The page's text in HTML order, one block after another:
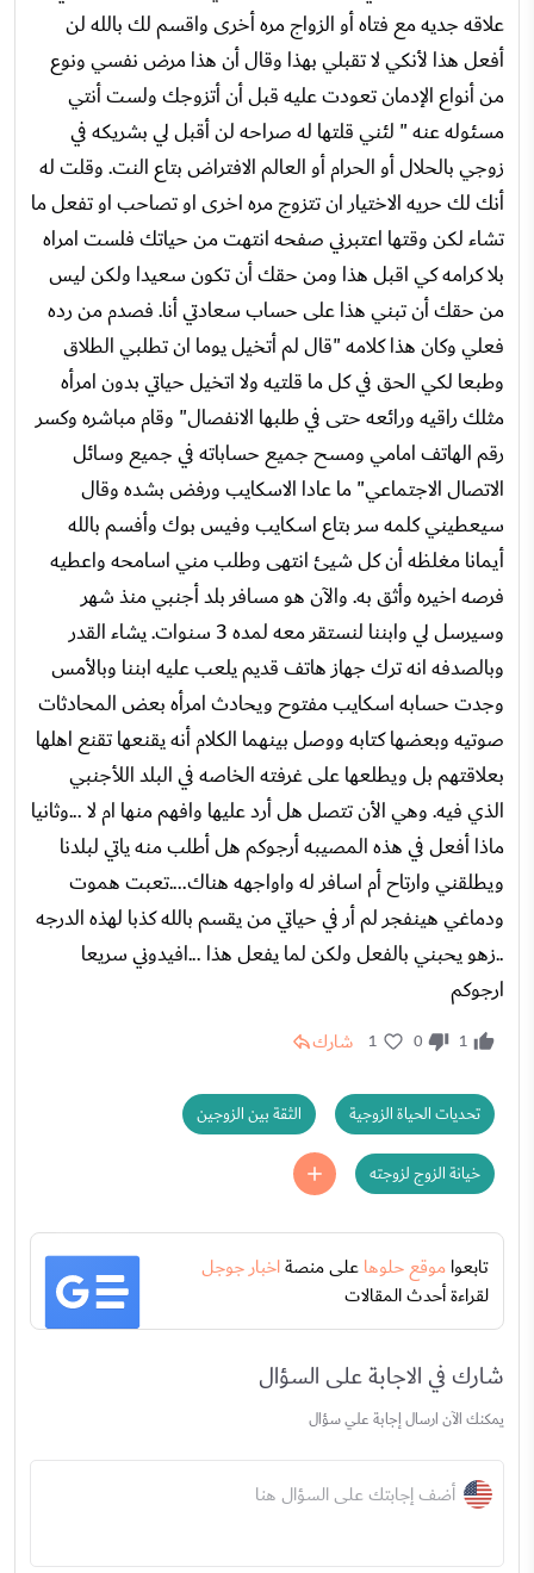
علاقه جديه مع فتاه أو الزواج مره أخرى واقسم لك بالله لن
أفعل هذا لأنكي لا تقبلي بهذا وقال أن هذا مرض نفسي ونوع
من أنواع الإدمان تعودت عليه قبل أن أتزوجك ولست أنتي
مسئوله عنه " لئني قلتها له صراحه لن أقبل لي بشريكه في
زوجي بالحلال أو الحرام أو العالم الافتراض بتاع النت. وقلت له
أنك لك حريه الاختيار ان تتزوج مره اخرى او تصاحب او تفعل ما
تشاء لكن وقتها اعتبرني صفحه انتهت من حياتك فلست امراه
بلا كرامه كي اقبل هذا ومن حقك أن تكون سعيدا ولكن ليس
من حقك أن تبني هذا على حساب سعادتي أنا. فصدم من رده
فعلي وكان هذا كلامه "قال لم أتخيل يوما ان تطلبي الطلاق
وطبعا لكي الحق في كل ما قلتيه ولا اتخيل حياتي بدون امرأه
مثلك راقيه ورائعه حتى في طلبها الانفصال" وقام مباشره وكسر
رقم الهاتف امامي ومسح جميع حساباته في جميع وسائل
الاتصال الاجتماعي" ما عادا الاسكايب ورفض بشده وقال
سيعطيني كلمه سر بتاع اسكايب وفيس بوك وأفسم بالله
أيمانا مغلظه أن كل شيئ انتهى وطلب مني اسامحه واعطيه
فرصه اخيره وأثق به. والآن هو مسافر بلد أجنبي منذ شهر
وسيرسل لي وابننا لنستقر معه لمده 3 سنوات. يشاء القدر
وبالصدفه انه ترك جهاز هاتف قديم يلعب عليه ابننا وبالأمس
وجدت حسابه اسكايب مفتوح ويحادث امرأه بعض المحادثات
صوتيه وبعضها كتابه ووصل بينهما الكلام أنه يقنعها تقنع اهلها
بعلاقتهم بل ويطلعها على غرفته الخاصه في البلد اللأجنبي
الذي فيه. وهي الأن تتصل هل أرد عليها وافهم منها ام لا ...وثانيا
ماذا أفعل في هذه المصيبه أرجوكم هل أطلب منه ياتي لبلدنا
ويطلقني وارتاح أم اسافر له واواجهه هناك....تعبت هموت
ودماغي هينفجر لم أر في حياتي من يقسم بالله كذبا لهذه الدرجه
..زهو يحبني بالفعل ولكن لما يفعل هذا ...افيدوني سريعا
ارجوكم
1
0
1 شارك
تحديات الحياة الزوجية الثقة بين الزوجين
خيانة الزوج لزوجته
تابعواموقع حلوهاعلى منصةاخبار جوجل
لقراءة أحدث المقالات
شارك في الاجابة على السؤال
يمكنك الآن ارسال إجابة علي سؤال
أضف إجابتك على السؤال هنا